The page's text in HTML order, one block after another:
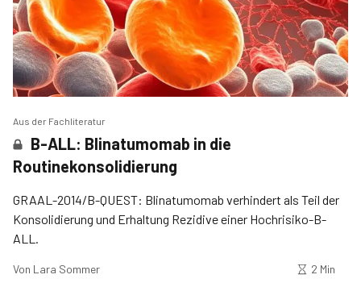
Aus der Fachliteratur
B-ALL: Blinatumomab in die
Routinekonsolidierung
GRAAL-2014/B-QUEST: Blinatumomab verhindert als Teil der
Konsolidierung und Erhaltung Rezidive einer Hochrisiko-B-
ALL.
Von Lara Sommer 2 Min